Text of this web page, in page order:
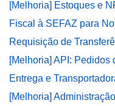
[Melhoria] Estoques e
Fiscal à SEFAZ para
Requisição de
[Melhoria] API: Pedidos
Entrega e
[Melhoria]